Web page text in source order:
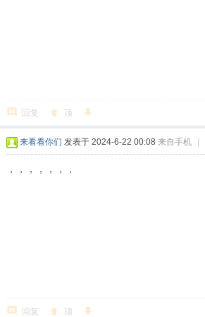
回复 顶
来看看你们 发表于 2024-6-22 00:08 来自手机
，，，，，，，
回复 顶